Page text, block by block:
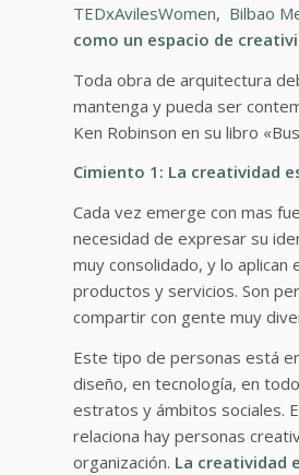
TEDxAvilesWomen, Bilbao
como un espacio de
Toda obra de arquitectura
mantenga y pueda ser
Ken Robinson en su libro
Cimiento 1: La creatividad
Cada vez emerge con mas
necesidad de expresar su
muy consolidado, y lo
productos y servicios. Son
compartir con gente muy
Este tipo de personas está
diseño, en tecnología, en
estratos y ámbitos sociales.
relaciona hay personas
organización. La creatividad